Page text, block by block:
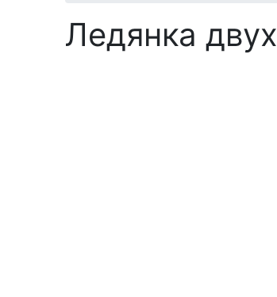
Ледянка